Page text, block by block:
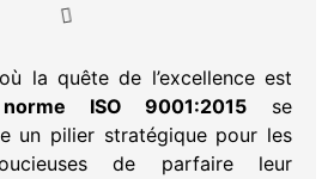
la quête de l’excellence est
ISO 9001:2015 se
un pilier stratégique pour les
de parfaire leur